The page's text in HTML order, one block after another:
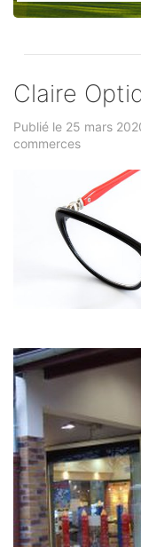
Claire
Publié le 25 mars
commerces